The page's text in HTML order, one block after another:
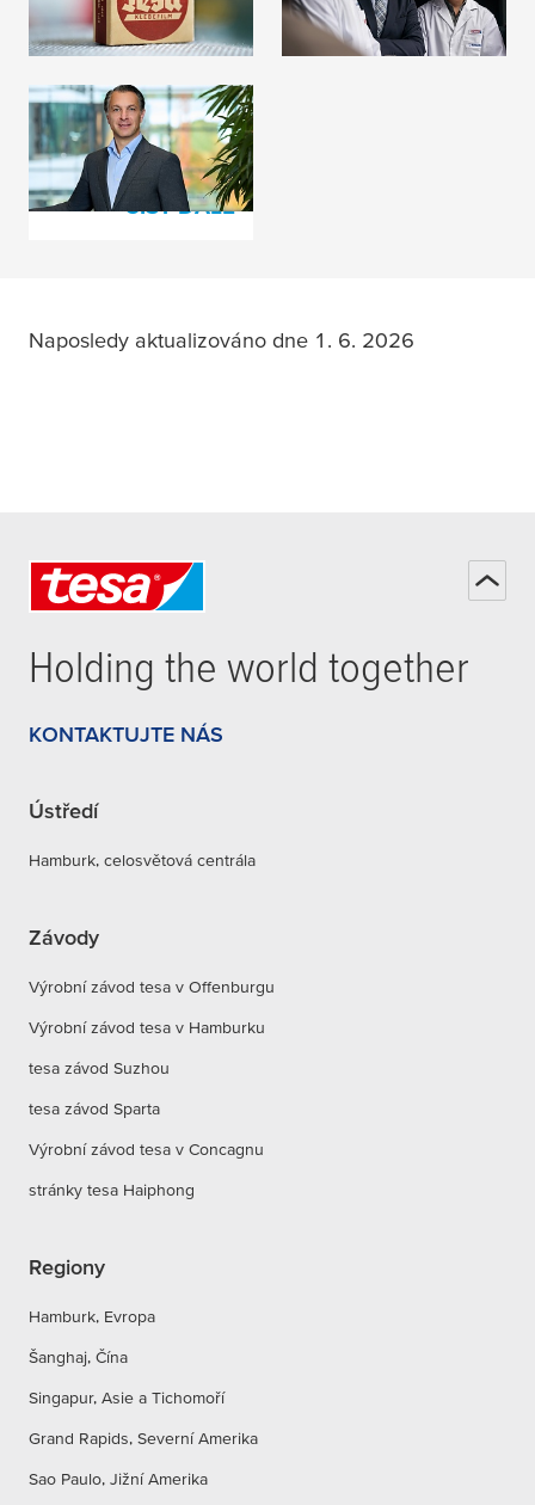
ČÍST DÁLE ČÍST DÁLE
Správní a dozorčí
rada
ČÍST DÁLE
Naposledy aktualizováno dne 1. 6. 2026
Holding the world together
KONTAKTUJTE NÁS
Ústředí
Hamburk, celosvětová centrála
Závody
Výrobní závod tesa v Offenburgu
Výrobní závod tesa v Hamburku
tesa závod Suzhou
tesa závod Sparta
Výrobní závod tesa v Concagnu
stránky tesa Haiphong
Regiony
Hamburk, Evropa
Šanghaj, Čína
Singapur, Asie a Tichomoří
Grand Rapids, Severní Amerika
Sao Paulo, Jižní Amerika